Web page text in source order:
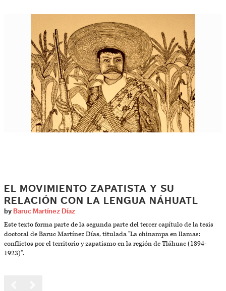
EL MOVIMIENTO ZAPATISTA Y SU
RELACIÓN CON LA LENGUA NÁHUATL
by Baruc Martínez Díaz
Este texto forma parte de la segunda parte del tercer capítulo de la tesis
doctoral de Baruc Martínez Días, titulada "La chinampa en llamas:
conflictos por el territorio y zapatismo en la región de Tláhuac (1894-
1923)".